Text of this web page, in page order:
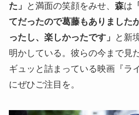
た」
と満面の笑顔をみせ、 森は
てだったので葛藤もありました
ったし、楽しかったです」
と新
明かしている。彼らの今まで見
ギュッと詰まっている映画『ラ
にぜひご注目を。